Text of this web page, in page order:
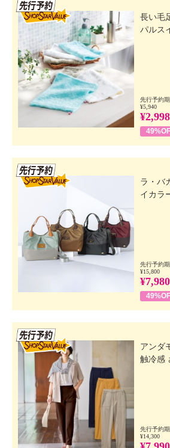
長い毛
パルス
先行予約
¥5,940
¥2,998
ラ・バ
イカラ
先行予約
¥15,800
¥7,980
アンダ
触冷感
先行予約
¥14,300